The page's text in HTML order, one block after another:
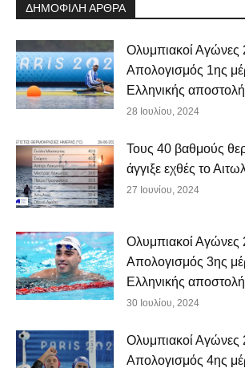
ΔΗΜΟΦΙΛΗ ΑΡΘΡΑ
Ολυμπιακοί Αγώνες
Απολογισμός 1ης
Ελληνικής
28 Ιουλίου, 2024
Τους 40 βαθμούς
άγγιξε εχθές το
27 Ιουνίου, 2024
Ολυμπιακοί Αγώνες
Απολογισμός 3ης
Ελληνικής
30 Ιουλίου, 2024
Ολυμπιακοί Αγώνες
Απολογισμός 4ης